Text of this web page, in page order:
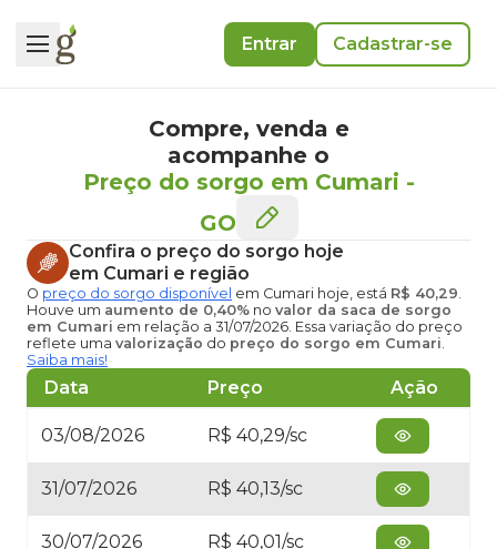
Entrar Cadastrar-se
Compre, venda e
acompanhe o
Preço do sorgo em Cumari -
GO
Confira o preço do sorgo hoje
em Cumari e região
O preço do sorgo disponível em Cumari hoje, está R$ 40,29.
Houve um aumento de 0,40% no valor da saca de sorgo
em Cumari em relação a 31/07/2026. Essa variação do preço
reflete uma valorização do preço do sorgo em Cumari.
Saiba mais!
Data Preço Ação
03/08/2026 R$ 40,29/sc
31/07/2026 R$ 40,13/sc
30/07/2026 R$ 40,01/sc